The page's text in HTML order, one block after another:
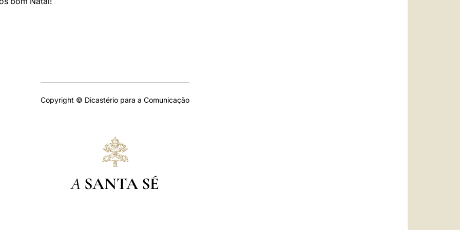
Copyright © Dicastério para a Comunicação
A SANTA SÉ